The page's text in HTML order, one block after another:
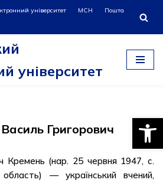
університет МСН
Пошта
університет
Григорович
Кремень (нар. 25 червня 1947, с.
— український вчений,